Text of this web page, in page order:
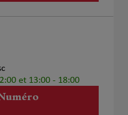
et 13:00 - 18:00